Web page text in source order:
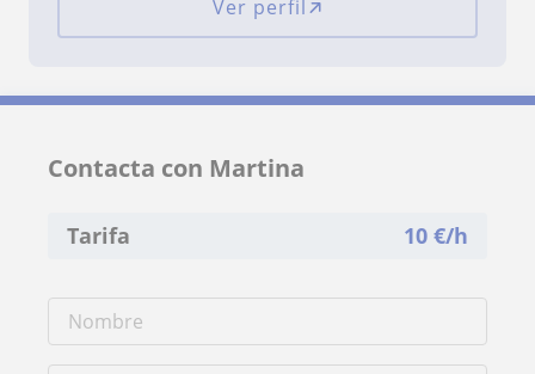
Ver perfil
Contacta con Martina
Tarifa 10 €/h